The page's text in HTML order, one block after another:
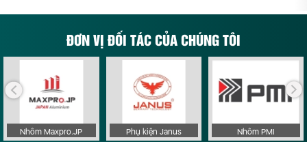
ĐƠN VỊ ĐỐI TÁC CỦA CHÚNG TÔI
Nhôm Maxpro.JP Phụ kiện Janus Nhôm PMI